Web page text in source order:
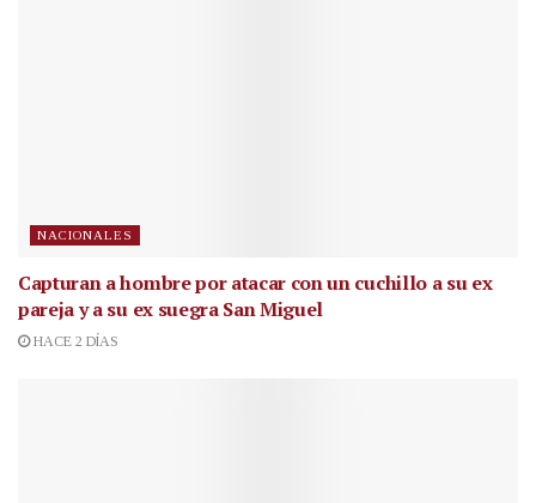
NACIONALES
Capturan a hombre por atacar con un cuchillo a su ex
pareja y a su ex suegra San Miguel
HACE 2 DÍAS